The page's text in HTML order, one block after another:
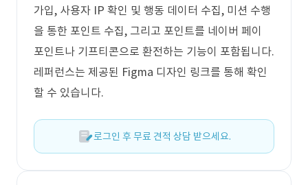
가입, 사용자 IP 확인 및 행동 데이터 수집, 미션 수행
을 통한 포인트 수집, 그리고 포인트를 네이버 페이
포인트나 기프티콘으로 환전하는 기능이 포함됩니다.
레퍼런스는 제공된 Figma 디자인 링크를 통해 확인
할 수 있습니다.
로그인 후 무료 견적 상담 받으세요.